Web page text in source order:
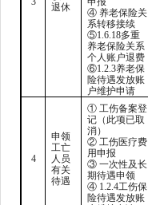
退休
④ 养老保险关
系转移接续
⑤1.6.18多重
养老保险关系
个人账户退费
⑥1.2.3养老保
险待遇发放账
户维护申请
4
申领
工亡
人员
有关
待遇
① 工伤备案登
记（此项已取
消）
② 工伤医疗费
用申报
③ 一次性及长
期待遇申领
④ 1.2.4工伤保
险待遇发放账